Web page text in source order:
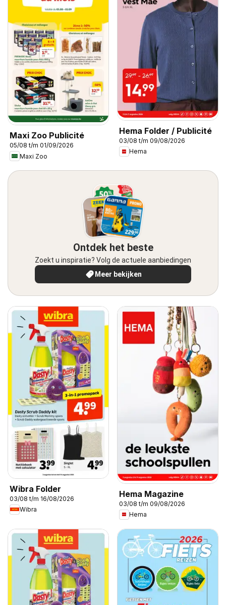
Maxi Zoo Publicité
05/08 t/m 01/09/2026
Maxi Zoo
Hema Folder / Publicité
03/08 t/m 09/08/2026
Hema
Ontdek het beste
Zoekt u inspiratie? Volg de actuele aanbiedingen
Meer bekijken
Wibra Folder
03/08 t/m 16/08/2026
Wibra
Hema Magazine
03/08 t/m 09/08/2026
Hema